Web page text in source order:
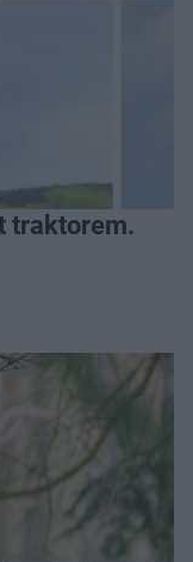
traktorem.